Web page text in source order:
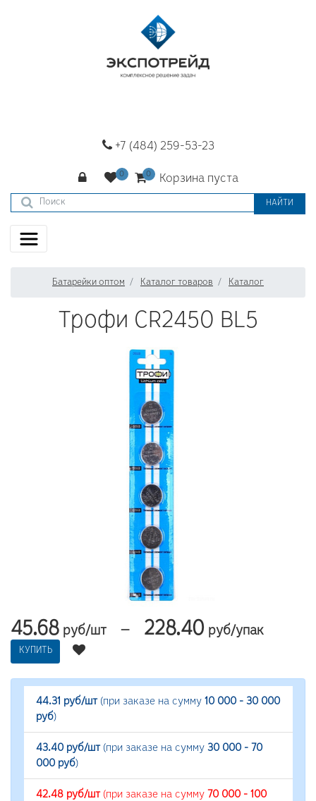
+7 (484) 259-53-23
Корзина пуста
НАЙТИ
Батарейки оптом Каталог товаров Каталог
Трофи CR2450 BL5
45.68 руб/шт — 228.40 руб/упак
КУПИТЬ
44.31 руб/шт(при заказе на сумму 10 000 - 30 000
руб)
43.40 руб/шт(при заказе на сумму 30 000 - 70
000 руб)
42.48 руб/шт(при заказе на сумму 70 000 - 100